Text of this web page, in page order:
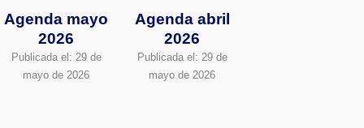
Agenda mayo
2026
Publicada el: 29 de
mayo de 2026
Agenda abril
2026
Publicada el: 29 de
mayo de 2026